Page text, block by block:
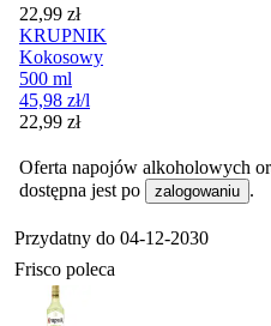
Cena
22,99 zł
KRUPNIK
Kokosowy
500 ml
45,98 zł/l
Cena
22,99 zł
Oferta napojów alkoholowych
dostępna jest po
zalogowaniu .
Przydatny do 04-12-2030
Frisco poleca